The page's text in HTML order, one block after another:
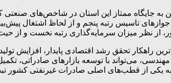
جایگاه ممتاز این استان در شاخص‌های
تاسیس رتبه پنجم و از لحاظ اشتغال
از نظر میزان سرمایه‌گذاری رتبه نخست و از
راهکار تحقق رشد اقتصادی پایدار،
می‌تواند با توسعه بازارهای صادراتی،
یکی از قطب‌های اصلی صادرات غیرنفتی کشور